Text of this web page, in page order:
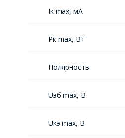
Iк max, мА
Рк max, Вт
Полярность
Uэб max, В
Uкэ max, В